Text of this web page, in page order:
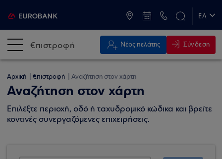
ΕΛ
€πιστροφή Νέος πελάτης Σύνδεση
Αρχική €πιστροφή Αναζήτηση στον χάρτη
Αναζήτηση στον χάρτη
Επιλέξτε περιοχή, οδό ή ταχυδρομικό κώδικα και βρείτε
κοντινές συνεργαζόμενες επιχειρήσεις.